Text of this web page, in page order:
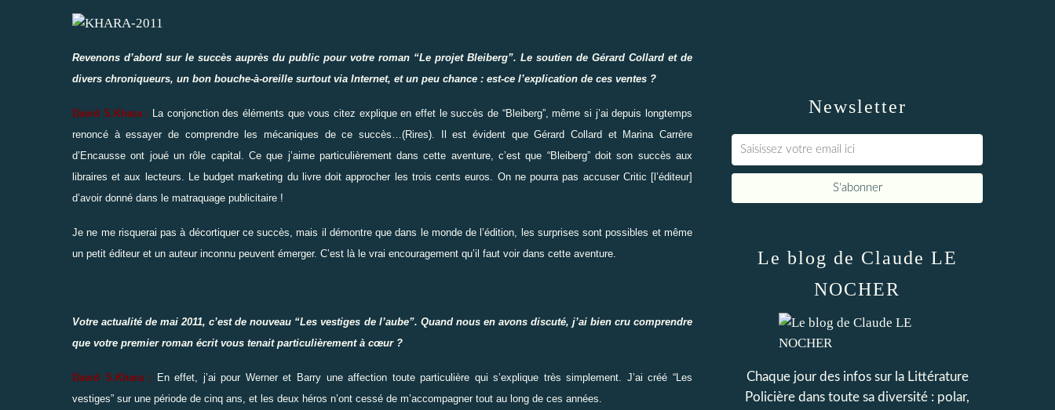
Revenons d’abord sur le succès auprès du public pour votre roman “Le projet Bleiberg”. Le soutien de Gérard Collard et de
divers chroniqueurs, un bon bouche-à-oreille surtout via Internet, et un peu chance : est-ce l’explication de ces ventes ?
David S.Khara : La conjonction des éléments que vous citez explique en effet le succès de “Bleiberg”, même si j’ai depuis longtemps
renoncé à essayer de comprendre les mécaniques de ce succès…(Rires). Il est évident que Gérard Collard et Marina Carrère
d’Encausse ont joué un rôle capital. Ce que j’aime particulièrement dans cette aventure, c’est que “Bleiberg” doit son succès aux
libraires et aux lecteurs. Le budget marketing du livre doit approcher les trois cents euros. On ne pourra pas accuserCritic [l’éditeur]
d’avoir donné dans le matraquage publicitaire !
Je ne me risquerai pas à décortiquer ce succès, mais il démontre que dans le monde de l’édition, les surprises sont possibles et même
un petit éditeur et un auteur inconnu peuvent émerger. C’est là le vrai encouragement qu’il faut voir dans cette aventure.
Votre actualité de mai 2011, c’est de nouveau “Les vestiges de l’aube”. Quand nous en avons discuté, j’ai bien cru comprendre
que votre premier roman écrit vous tenait particulièrement à cœur ?
David S.Khara : En effet, j’ai pour Werner et Barry une affection toute particulière qui s’explique très simplement. J’ai créé “ Les
vestiges” sur une période de cinq ans, et les deux héros n’ont cessé de m’accompagner tout au long de ces années.
Newsletter
Le blog de Claude LE
NOCHER
Chaque jour des infos sur la Littérature
Policière dans toute sa diversité : polar,